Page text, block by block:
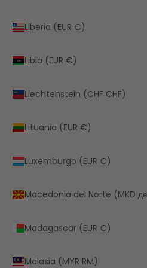
Liberia (EUR €)
Libia (EUR €)
Liechtenstein (CHF CHF)
Lituania (EUR €)
Luxemburgo (EUR €)
Macedonia del Norte (MKD
Madagascar (EUR €)
Malasia (MYR RM)